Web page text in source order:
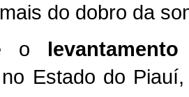
do dobro da
o
Estado do